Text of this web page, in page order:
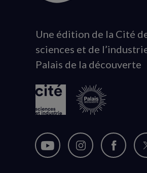
Animation
du
logo
Une édition de la Cité
sciences et de
Palais de la découverte
Nous
Nous
Nous